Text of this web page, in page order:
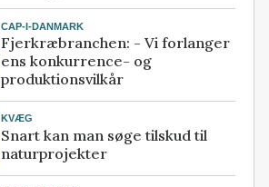
CAP-I-DANMARK
Fjerkræbranchen: - Vi forlanger
ens konkurrence- og
produktionsvilkår
KVÆG
Snart kan man søge tilskud til
naturprojekter